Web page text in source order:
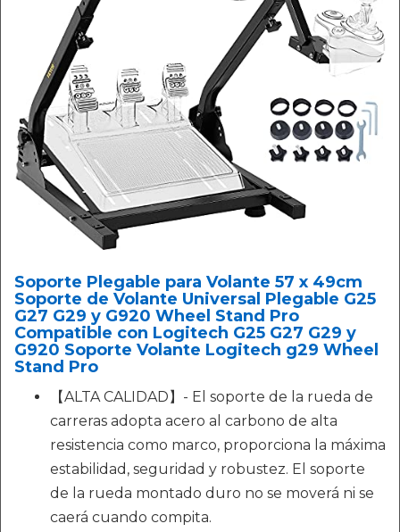
Soporte Plegable para Volante 57 x 49cm
Soporte de Volante Universal Plegable G25
G27 G29 y G920 Wheel Stand Pro
Compatible con Logitech G25 G27 G29 y
G920 Soporte Volante Logitech g29 Wheel
Stand Pro
【ALTA CALIDAD】- El soporte de la rueda de
carreras adopta acero al carbono de alta
resistencia como marco, proporciona la máxima
estabilidad, seguridad y robustez. El soporte
de la rueda montado duro no se moverá ni se
caerá cuando compita.